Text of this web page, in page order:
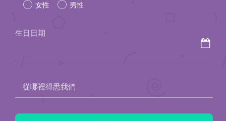
this 女性 男性
生日日期
從哪裡得悉我們